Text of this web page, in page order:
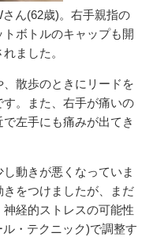
ん(62歳)。右手親指の
ボトルのキャップも開
ました。
散歩のときにリードを
。また、右手が痛いの
左手にも痛みが出てき
動きが悪くなっていま
をつけましたが、まだ
経的ストレスの可能性
・テクニック)で調整す